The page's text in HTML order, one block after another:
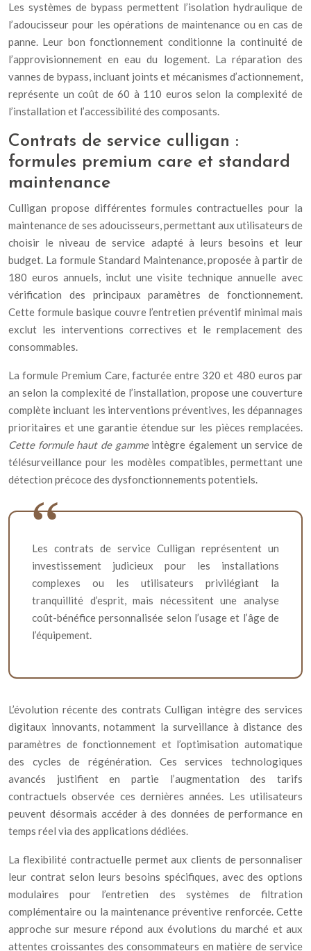
Les systèmes de bypass permettent l’isolation hydraulique de
l’adoucisseur pour les opérations de maintenance ou en cas de
panne. Leur bon fonctionnement conditionne la continuité de
l’approvisionnement en eau du logement. La réparation des
vannes de bypass, incluant joints et mécanismes d’actionnement,
représente un coût de 60 à 110 euros selon la complexité de
l’installation et l’accessibilité des composants.
Contrats de service culligan :
formules premium care et standard
maintenance
Culligan propose différentes formules contractuelles pour la
maintenance de ses adoucisseurs, permettant aux utilisateurs de
choisir le niveau de service adapté à leurs besoins et leur
budget. La formule Standard Maintenance, proposée à partir de
180 euros annuels, inclut une visite technique annuelle avec
vérification des principaux paramètres de fonctionnement.
Cette formule basique couvre l’entretien préventif minimal mais
exclut les interventions correctives et le remplacement des
consommables.
La formule Premium Care, facturée entre 320 et 480 euros par
an selon la complexité de l’installation, propose une couverture
complète incluant les interventions préventives, les dépannages
prioritaires et une garantie étendue sur les pièces remplacées.
Cette formule haut de gamme intègre également un service de
télésurveillance pour les modèles compatibles, permettant une
détection précoce des dysfonctionnements potentiels.
Les contrats de service Culligan représentent un
investissement judicieux pour les installations
complexes ou les utilisateurs privilégiant la
tranquillité d’esprit, mais nécessitent une analyse
coût-bénéfice personnalisée selon l’usage et l’âge de
l’équipement.
L’évolution récente des contrats Culligan intègre des services
digitaux innovants, notamment la surveillance à distance des
paramètres de fonctionnement et l’optimisation automatique
des cycles de régénération. Ces services technologiques
avancés justifient en partie l’augmentation des tarifs
contractuels observée ces dernières années. Les utilisateurs
peuvent désormais accéder à des données de performance en
temps réel via des applications dédiées.
La flexibilité contractuelle permet aux clients de personnaliser
leur contrat selon leurs besoins spécifiques, avec des options
modulaires pour l’entretien des systèmes de filtration
complémentaire ou la maintenance préventive renforcée. Cette
approche sur mesure répond aux évolutions du marché et aux
attentes croissantes des consommateurs en matière de service